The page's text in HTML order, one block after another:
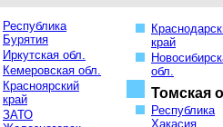
Республика
Бурятия
Иркутская обл.
Кемеровская обл.
Красноярский
край
ЗАТО
край
обл.
Томская
Республика
Хакасия